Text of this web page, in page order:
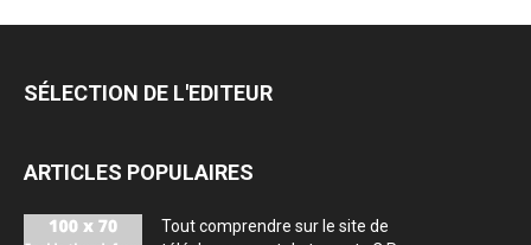
SÉLECTION DE L'EDITEUR
ARTICLES POPULAIRES
Tout comprendre sur le site de